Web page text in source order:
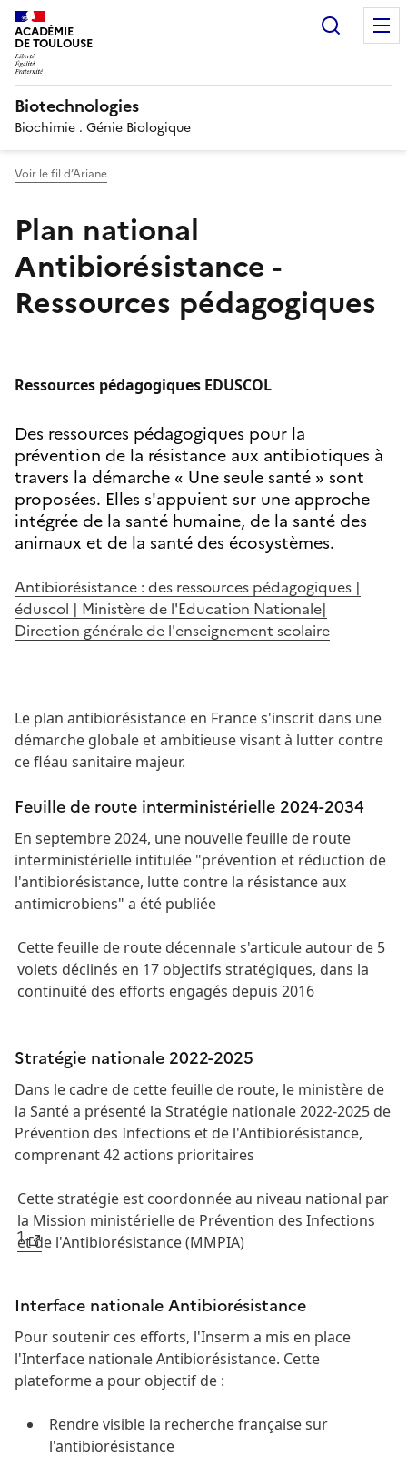
ACADÉMIE
DE TOULOUSE
Biotechnologies
Biochimie . Génie Biologique
Voir le fil d’Ariane
Plan national
Antibiorésistance -
Ressources pédagogiques
Ressources pédagogiques EDUSCOL
Des ressources pédagogiques pour la
prévention de la résistance aux antibiotiques à
travers la démarche « Une seule santé » sont
proposées. Elles s'appuient sur une approche
intégrée de la santé humaine, de la santé des
animaux et de la santé des écosystèmes.
Antibiorésistance : des ressources pédagogiques |
éduscol | Ministère de l'Education Nationale|
Direction générale de l'enseignement scolaire
Le plan antibiorésistance en France s'inscrit dans une
démarche globale et ambitieuse visant à lutter contre
ce fléau sanitaire majeur.
Feuille de route interministérielle 2024-2034
En septembre 2024, une nouvelle feuille de route
interministérielle intitulée "prévention et réduction de
l'antibiorésistance, lutte contre la résistance aux
antimicrobiens" a été publiée
Cette feuille de route décennale s'articule autour de 5
volets déclinés en 17 objectifs stratégiques, dans la
continuité des efforts engagés depuis 2016
Stratégie nationale 2022-2025
Dans le cadre de cette feuille de route, le ministère de
la Santé a présenté la Stratégie nationale 2022-2025 de
Prévention des Infections et de l'Antibiorésistance,
comprenant 42 actions prioritaires
Cette stratégie est coordonnée au niveau national par
la Mission ministérielle de Prévention des Infections
et de l'Antibiorésistance (MMPIA)
1
Interface nationale Antibiorésistance
Pour soutenir ces efforts, l'Inserm a mis en place
l'Interface nationale Antibiorésistance. Cette
plateforme a pour objectif de :
Rendre visible la recherche française sur
l'antibiorésistance